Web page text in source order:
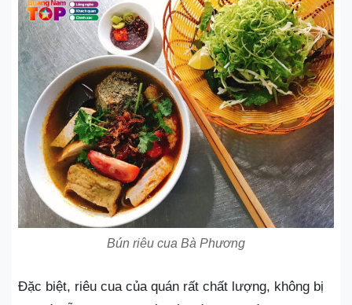
Bún riêu cua Bà Phương
Đặc biệt, riêu cua của quán rất chất lượng, không bị